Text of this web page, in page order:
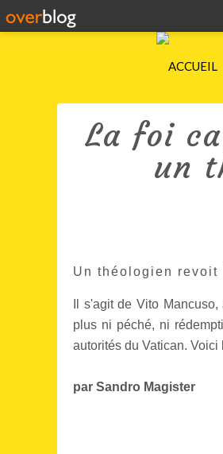
ACCUEIL
La foi
un
Un théologien
Il s'agit de Vito
plus ni péché, ni
autorités du Vatican.
par Sandro Magister